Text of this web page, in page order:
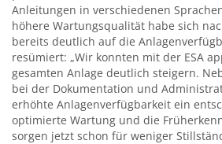
Anleitungen in verschiedenen
höhere Wartungsqualität habe sich
bereits deutlich auf die
resümiert: „Wir konnten mit der ESA
gesamten Anlage deutlich steigern.
bei der Dokumentation und
erhöhte Anlagenverfügbarkeit ein
optimierte Wartung und die
sorgen jetzt schon für weniger